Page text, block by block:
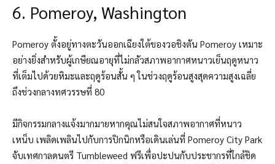
6. Pomeroy, Washington
Pomeroy ตั้งอยู่ทางตะวันออกเฉียงใต้ของวอชิงตัน Pomeroy เหมาะ
อย่างยิ่งสำหรับผู้เกษียณอายุที่ไม่กลัวสภาพอากาศหนาวเย็นฤดูหนาว
ที่เต็มไปด้วยหิมะและฤดูร้อนสั้น ๆในช่วงฤดูร้อนสูงสุดความสูงเฉลี่ย
ถึงช่วงกลางทศวรรษที่ 80
มีกิจกรรมกลางแจ้งมากมายหากคุณไม่สนใจสภาพอากาศที่หนาว
เหน็บ เพลิดเพลินไปกับการปิกนิกหรือเดินเล่นที่ Pomeroy City Park
จับเทศกาลดนตรี Tumbleweed ฟรีเพื่อปะปนกับประชากรที่ใกล้ชิด